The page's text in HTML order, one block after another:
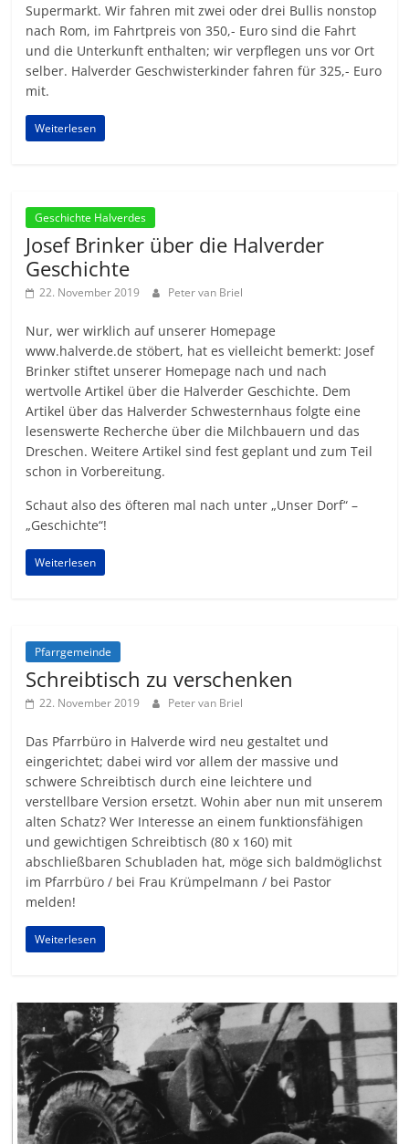
Supermarkt. Wir fahren mit zwei oder drei Bullis nonstop
nach Rom, im Fahrtpreis von 350,- Euro sind die Fahrt
und die Unterkunft enthalten; wir verpflegen uns vor Ort
selber. Halverder Geschwisterkinder fahren für 325,- Euro
mit.
Weiterlesen
Geschichte Halverdes
Josef Brinker über die Halverder
Geschichte
22. November 2019 Peter van Briel
Nur, wer wirklich auf unserer Homepage
www.halverde.de stöbert, hat es vielleicht bemerkt: Josef
Brinker stiftet unserer Homepage nach und nach
wertvolle Artikel über die Halverder Geschichte. Dem
Artikel über das Halverder Schwesternhaus folgte eine
lesenswerte Recherche über die Milchbauern und das
Dreschen. Weitere Artikel sind fest geplant und zum Teil
schon in Vorbereitung.
Schaut also des öfteren mal nach unter „Unser Dorf“ –
„Geschichte“!
Weiterlesen
Pfarrgemeinde
Schreibtisch zu verschenken
22. November 2019 Peter van Briel
Das Pfarrbüro in Halverde wird neu gestaltet und
eingerichtet; dabei wird vor allem der massive und
schwere Schreibtisch durch eine leichtere und
verstellbare Version ersetzt. Wohin aber nun mit unserem
alten Schatz? Wer Interesse an einem funktionsfähigen
und gewichtigen Schreibtisch (80 x 160) mit
abschließbaren Schubladen hat, möge sich baldmöglichst
im Pfarrbüro / bei Frau Krümpelmann / bei Pastor
melden!
Weiterlesen